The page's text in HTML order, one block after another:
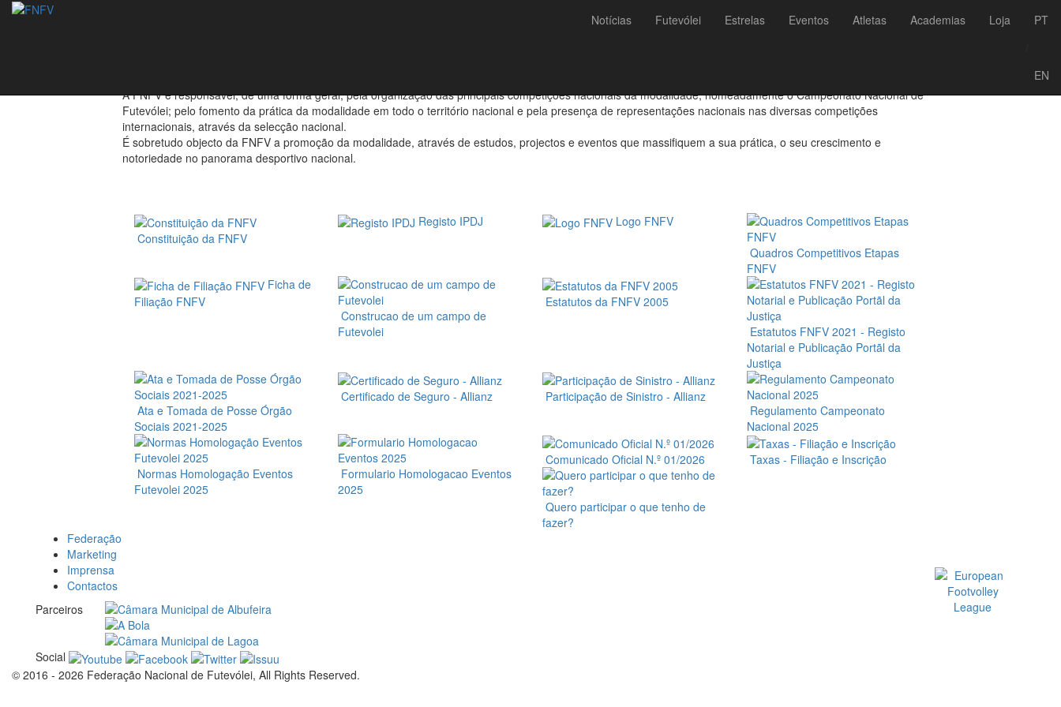
Notícias Futevólei Estrelas Eventos Atletas Academias Loja
PT
EN
A FNFV é responsável, de uma forma geral, pela organização das principais competições nacionais da modalidade, nomeadamente o Campeonato Nacional de
Futevólei; pelo fomento da prática da modalidade em todo o território nacional e pela presença de representações nacionais nas diversas competições
internacionais, através da selecção nacional.
É sobretudo objecto da FNFV a promoção da modalidade, através de estudos, projectos e eventos que massifiquem a sua prática, o seu crescimento e
notoriedade no panorama desportivo nacional.
Constituição da FNFV
Registo IPDJ
Logo FNFV
Quadros Competitivos Etapas
FNFV
Ficha de
Filiação FNFV
Construcao de um campo de
Futevolei
Estatutos da FNFV 2005
Estatutos FNFV 2021 - Registo
Notarial e Publicação Portãl da
Justiça
Ata e Tomada de Posse Órgão
Sociais 2021-2025
Certificado de Seguro - Allianz
Participação de Sinistro - Allianz
Regulamento Campeonato
Nacional 2025
Normas Homologação Eventos
Futevolei 2025
Formulario Homologacao Eventos
2025
Comunicado Oficial N.º 01/2026 Taxas - Filiação e Inscrição
Quero participar o que tenho de
fazer?
Federação
Marketing
Imprensa
Contactos
Parceiros
Social
© 2016 - 2026 Federação Nacional de Futevólei, All Rights Reserved.